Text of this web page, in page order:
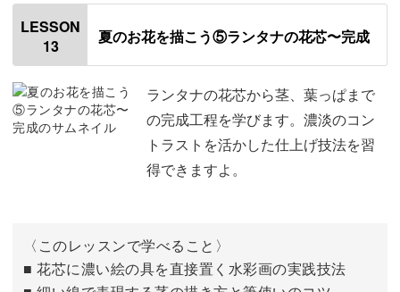
ランタナの下描きを描く
花びらと蕾の色を塗る
LESSON
13
夏のお花を描こう⑤ランタナの花芯〜完成
ランタナの花芯から茎、葉っぱまで
の完成工程を学びます。濃淡のコン
トラストを活かした仕上げ技法を習
得できますよ。
〈このレッスンで学べること〉
■ 花芯に濃い絵の具を直接置く水彩画の実践技法